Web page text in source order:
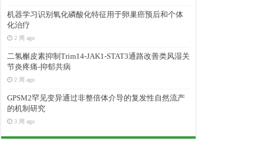
机器学习识别氧化磷酸化特征用于卵巢癌预后和个体
化治疗
2 周 ago
二氢槲皮素抑制Trim14-JAK1-STAT3通路改善类风湿关
节炎疼痛-抑郁共病
2 周 ago
GPSM2罕见变异通过非整倍体介导的复发性自然流产
的机制研究
3 周 ago